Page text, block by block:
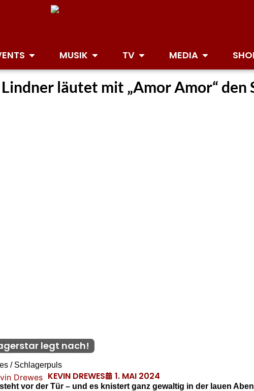
MUSIK TV MEDIA
läutet mit „Amor Amor“ den
legt nach!
/ Schlagerpuls
KEVIN DREWES 1. MAI 2024
vor der Tür – und es knistert ganz gewaltig in der lauen